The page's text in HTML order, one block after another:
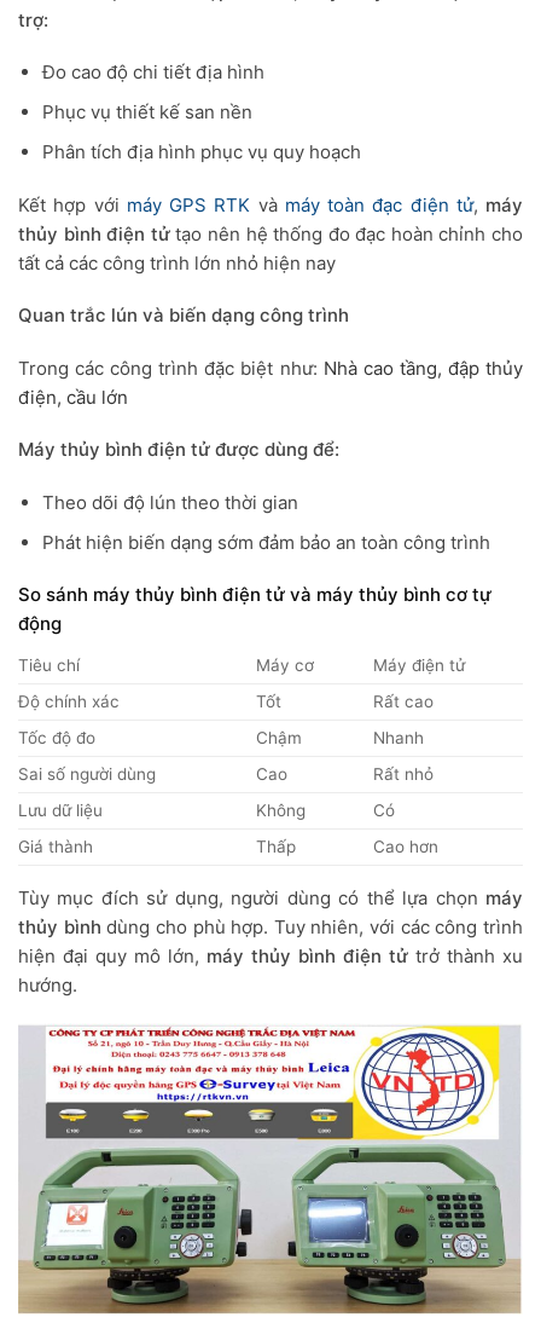
trợ:
Đo cao độ chi tiết địa hình
Phục vụ thiết kế san nền
Phân tích địa hình phục vụ quy hoạch
Kết hợp với máy GPS RTK và máy toàn đạc điện tử, máy
thủy bình điện tửtạo nên hệ thống đo đạc hoàn chỉnh cho
tất cả các công trình lớn nhỏ hiện nay
Quan trắc lún và biến dạng công trình
Trong các công trình đặc biệt như: Nhà cao tầng, đập thủy
điện, cầu lớn
Máy thủy bình điện tử được dùng để:
Theo dõi độ lún theo thời gian
Phát hiện biến dạng sớm đảm bảo an toàn công trình
So sánh máy thủy bình điện tử và máy thủy bình cơ tự
động
Tiêu chí Máy cơ
Máy điện tử
Độ chính xác
Tốt
Rất cao
Tốc độ đo
Chậm
Nhanh
Sai số người dùng
Cao
Rất nhỏ
Lưu dữ liệu
Không
Có
Giá thành
Thấp Cao hơn
Tùy mục đích sử dụng, người dùng có thể lựa chọn máy
thủy bình dùng cho phù hợp. Tuy nhiên, với các công trình
hiện đại quy mô lớn, máy thủy bình điện tử trở thành xu
hướng.